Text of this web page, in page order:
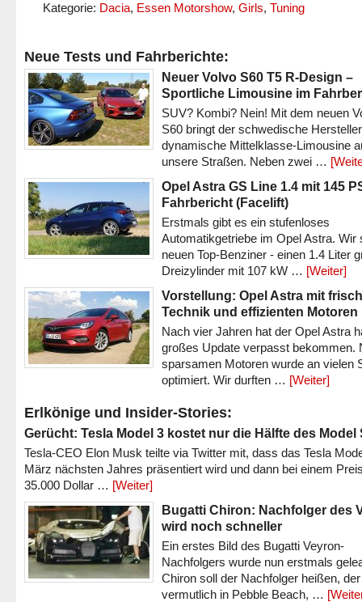
Kategorie: Dacia, Essen Motorshow, Girls, Tuning
Neue Tests und Fahrberichte:
Neuer Volvo S60 T5 R-Design –
Sportliche Limousine im
SUV? Kombi? Nein! Mit dem neuen
S60 bringt der schwedische
dynamische Mittelklasse-Limousine
unsere Straßen. Neben zwei …
Opel Astra GS Line 1.4 mit 145
Fahrbericht (Facelift)
Erstmals gibt es ein stufenloses
Automatikgetriebe im Opel Astra. Wir
neuen Top-Benziner - einen 1.4 Liter
Dreizylinder mit 107 kW … [Weiter]
Vorstellung: Opel Astra mit
Technik und effizienten Motoren
Nach vier Jahren hat der Opel Astra
großes Update verpasst bekommen.
sparsamen Motoren wurde an vielen
optimiert. Wir durften … [Weiter]
Erlkönige und Insider-Stories:
Gerücht: Tesla Model 3 kostet nur die Hälfte des Model
Tesla-CEO Elon Musk teilte via Twitter mit, dass das Tesla
März nächsten Jahres präsentiert wird und dann bei einem
35.000 Dollar … [Weiter]
Bugatti Chiron: Nachfolger des
wird noch schneller
Ein erstes Bild des Bugatti Veyron-
Nachfolgers wurde nun erstmals
Chiron soll der Nachfolger heißen, der
vermutlich in Pebble Beach, …